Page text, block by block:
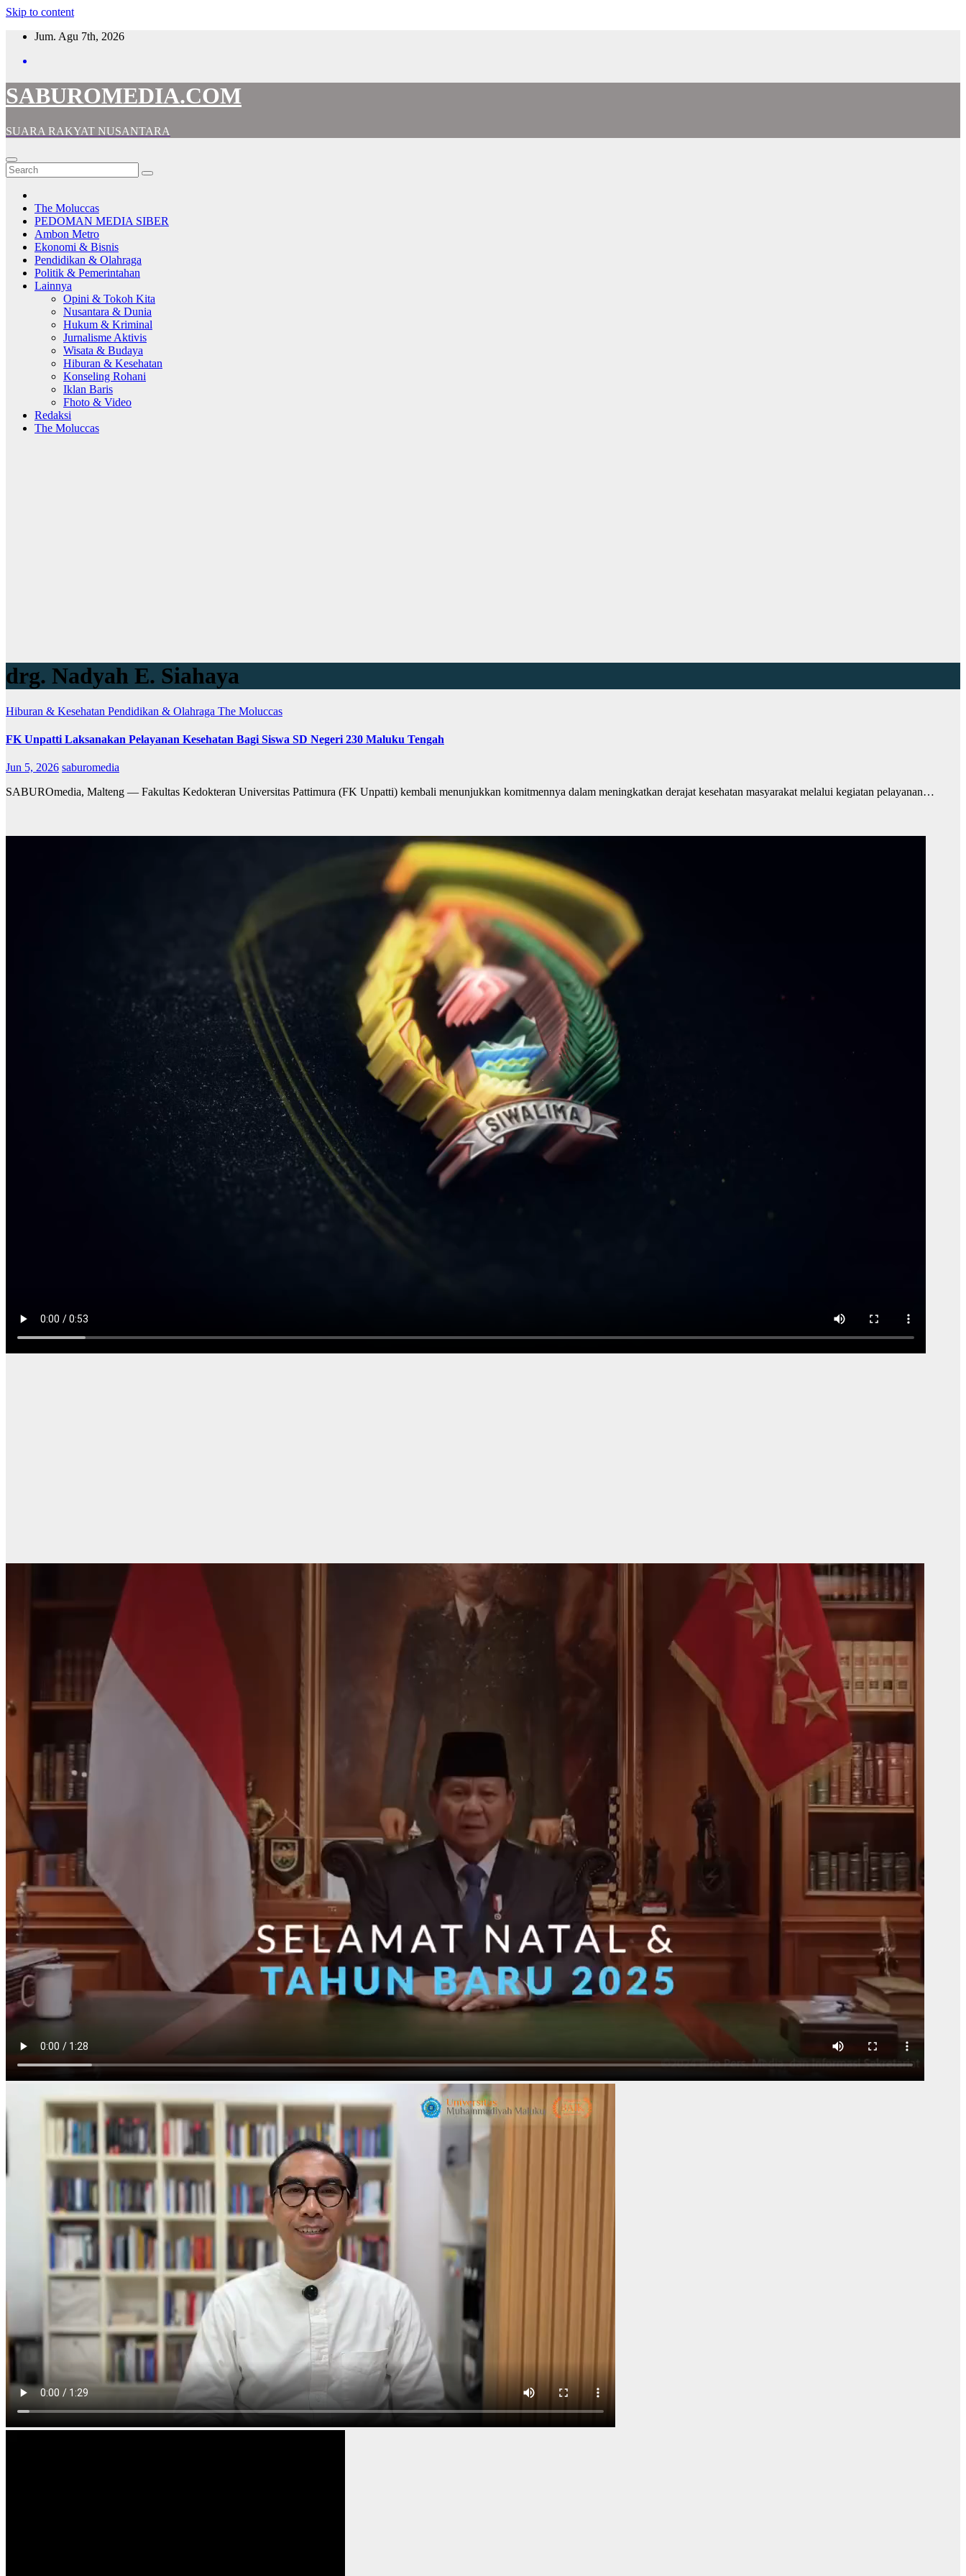
Skip to content
Jum. Agu 7th, 2026
SABUROMEDIA.COM
SUARA RAKYAT NUSANTARA
The Moluccas
PEDOMAN MEDIA SIBER
Ambon Metro
Ekonomi & Bisnis
Pendidikan & Olahraga
Politik & Pemerintahan
Lainnya
Opini & Tokoh Kita
Nusantara & Dunia
Hukum & Kriminal
Jurnalisme Aktivis
Wisata & Budaya
Hiburan & Kesehatan
Konseling Rohani
Iklan Baris
Fhoto & Video
Redaksi
The Moluccas
drg. Nadyah E. Siahaya
Hiburan & Kesehatan Pendidikan & Olahraga The Moluccas
FK Unpatti Laksanakan Pelayanan Kesehatan Bagi Siswa SD Negeri 230 Maluku Tengah
Jun 5, 2026 saburomedia
SABUROmedia, Malteng — Fakultas Kedokteran Universitas Pattimura (FK Unpatti) kembali menunjukkan komitmennya dalam meningkatkan derajat kesehatan masyarakat melalui kegiatan pelayanan…